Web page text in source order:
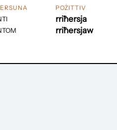
POŻITTIV
rriħersja
rriħersjaw